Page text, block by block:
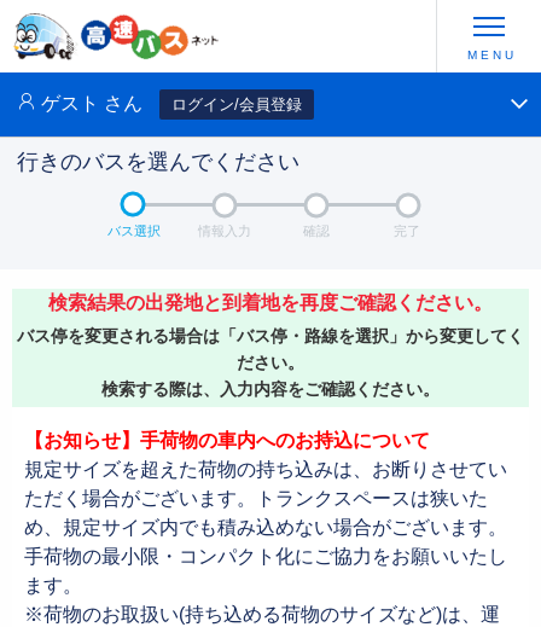
ゲスト さん ログイン/会員登録
行きのバスを選んでください
バス選択 情報入力 確認 完了
検索結果の出発地と到着地を再度ご確認ください。
バス停を変更される場合は「バス停・路線を選択」から変更してく
ださい。
検索する際は、入力内容をご確認ください。
【お知らせ】手荷物の車内へのお持込について
規定サイズを超えた荷物の持ち込みは、お断りさせてい
ただく場合がございます。トランクスペースは狭いた
め、規定サイズ内でも積み込めない場合がございます。
手荷物の最小限・コンパクト化にご協力をお願いいたし
ます。
※荷物のお取扱い(持ち込める荷物のサイズなど)は、運